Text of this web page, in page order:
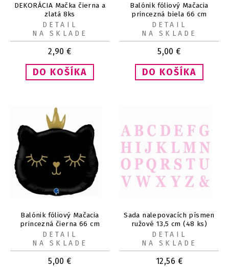
DEKORÁCIA Mačka čierna a
zlatá 8ks
2,90 €
DETAIL
NA SKLADE
Balónik fóliový Mačacia
princezná biela 66 cm
5,00 €
DETAIL
NA SKLADE
Balónik fóliový Mačacia
princezná čierna 66 cm
5,00 €
DETAIL
NA SKLADE
Sada nalepovacích písmen
ružové 13,5 cm (48 ks)
12,56 €
DETAIL
NA SKLADE